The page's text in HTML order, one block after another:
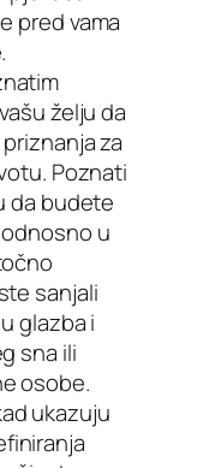
pred vama
želju da
za
Poznati
da budete
u
sanjali
glazba i
sna ili
osobe.
ukazuju